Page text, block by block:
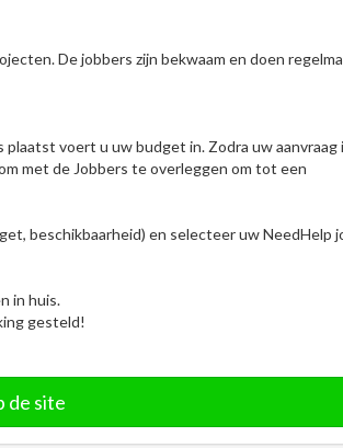
De jobbers zijn bekwaam en doen
voert u uw budget in. Zodra uw aanvraag
met de Jobbers te overleggen om tot een
beschikbaarheid) en selecteer uw NeedHelp
in huis.
gesteld!
de site